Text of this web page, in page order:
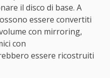
il disco di base. A
essere convertiti
con mirroring,
con
essere ricostruiti